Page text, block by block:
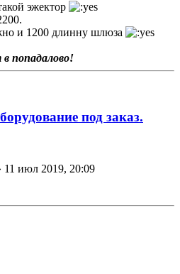
эжектор
и 1200 длинну шлюза
в попадалово!
под заказ.
11 июл 2019, 20:09